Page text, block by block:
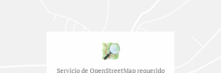
Servicio de OpenStreetMap requerido